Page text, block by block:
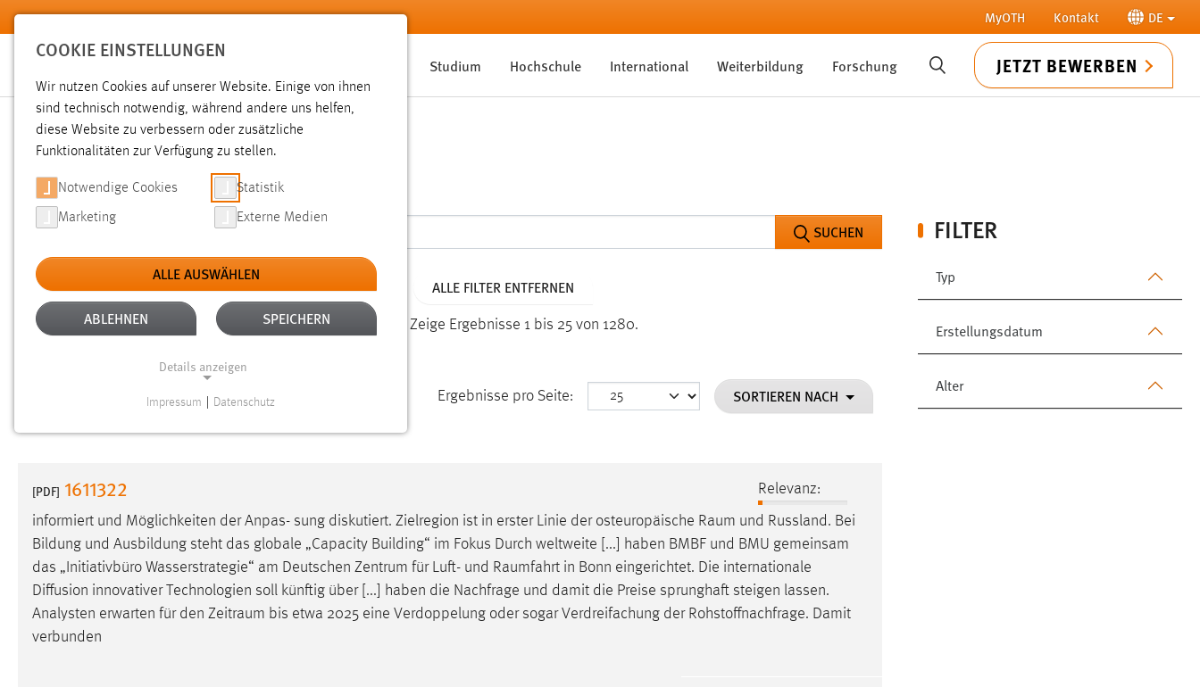
Zum Hauptinhalt springen MyOTH Kontakt DE
Studium Hochschule International Weiterbildung Forschung SUCHE JETZT BEWERBEN
SUCHE
FILTER
Typ
Erstellungsdatum
Alter
SUCHEN
Aktive Filter: TYP: DATEIEN ALTER: ÜBER EIN JAHR ALLE FILTER ENTFERNEN
Gesucht nach "raum". Es wurden 1280 Ergebnisse gefunden. Zeige Ergebnisse 1 bis 25 von 1280.
Ergebnisse pro Seite: SORTIEREN NACH
[PDF] 1611322
Relevanz:
informiert und Möglichkeiten der Anpas- sung diskutiert. Zielregion ist in erster Linie der osteuropäische Raum und Russland. Bei
Bildung und Ausbildung steht das globale „Capacity Building“ im Fokus Durch weltweite [...] haben BMBF und BMU gemeinsam
das „Initiativbüro Wasserstrategie“ am Deutschen Zentrum für Luft- und Raumfahrt in Bonn eingerichtet. Die internationale
Diffusion innovativer Technologien soll künftig über [...] haben die Nachfrage und damit die Preise sprunghaft steigen lassen.
Analysten erwarten für den Zeitraum bis etwa 2025 eine Verdoppelung oder sogar Verdreifachung der Rohstoffnachfrage. Damit
verbunden
COOKIE EINSTELLUNGEN
Wir nutzen Cookies auf unserer Website. Einige von ihnen
sind technisch notwendig, während andere uns helfen,
diese Website zu verbessern oder zusätzliche
Funktionalitäten zur Verfügung zu stellen.
Notwendige Cookies Statistik
Marketing Externe Medien
ALLE AUSWÄHLEN
ABLEHNEN SPEICHERN
Details anzeigen
Website erforderlich.
Einverständnis
Name: cookie_consent
Dieser Cookie speichert die
ausgewählten Einverständnis-Optionen
Impressum Datenschutz